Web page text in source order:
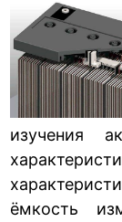
изучения
ёмкость